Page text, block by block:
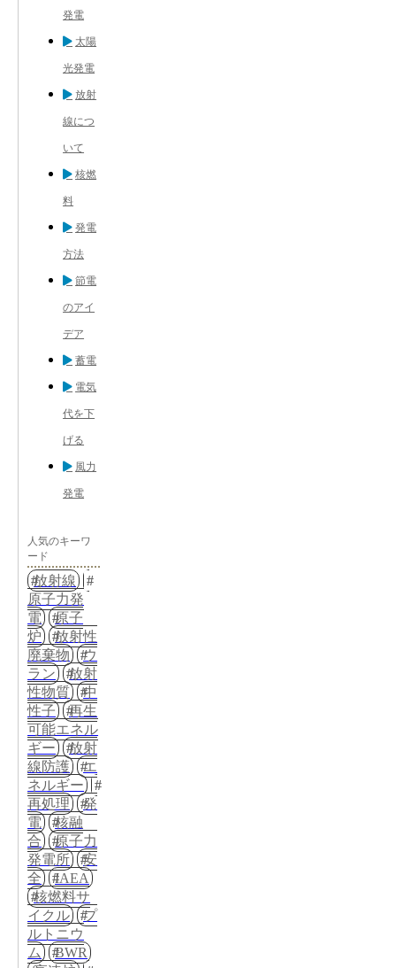
発電
太陽
光発電
放射
線につ
いて
核燃
料
発電
方法
節電
のアイ
デア
蓄電
電気
代を下
げる
風力
発電
人気のキーワ
ード
放射線
原子力発
電
原子
炉
放射性
廃棄物
ウ
ラン
放射
性物質
中
性子
再生
可能エネル
ギー
放射
線防護
エ
ネルギー
再処理
発
電
核融
合
原子力
発電所
安
全
IAEA
核燃料サ
イクル
プ
ルトニウ
ム
BWR